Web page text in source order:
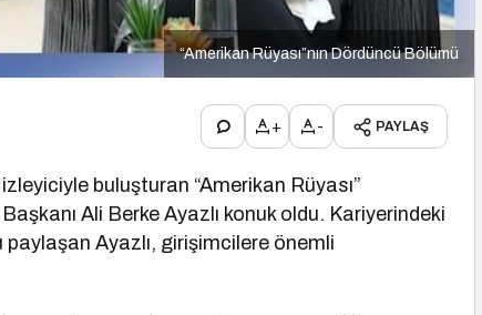
“Amerikan Rüyası”nın Dördüncü Bölümü
+ - PAYLAŞ
buluşturan “Amerikan Rüyası”
Ali Berke Ayazlı konuk oldu. Kariyerindeki
Ayazlı, girişimcilere önemli